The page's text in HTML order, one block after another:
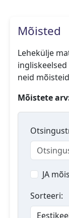
Mõisted
Lehekülje
ingliskeelsed
neid
Mõistete
JA
Sorteeri: